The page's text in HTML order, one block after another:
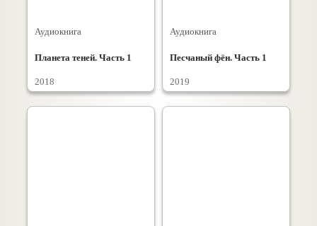
Аудиокнига
Планета теней. Часть 1
2018
Аудиокнига
Песчаный фён. Часть 1
2019